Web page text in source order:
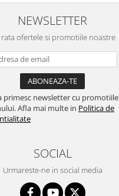
NEWSLETTER
rata ofertele si promotiile noastre
primesc newsletter cu promotiile
Afla mai multe in Politica de
SOCIAL
Urmareste-ne in social media